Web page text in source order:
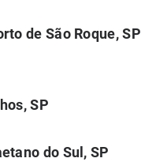
de São Roque, SP
SP
do Sul, SP